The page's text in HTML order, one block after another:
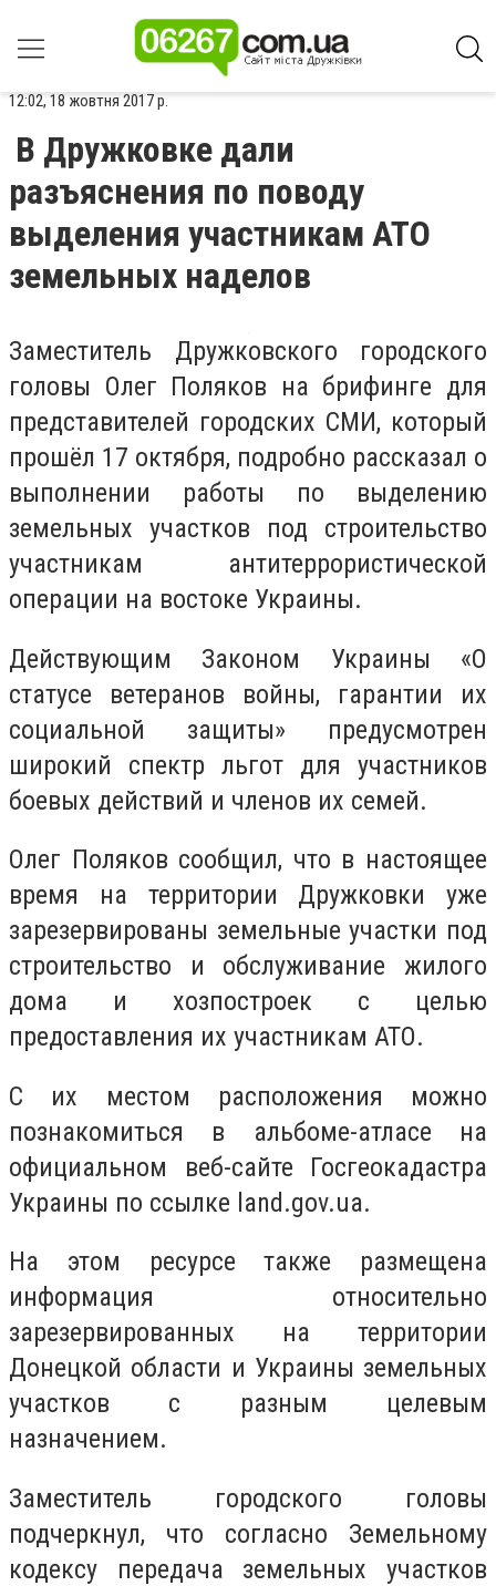
12:02, 18 жовтня 2017 р.
В Дружковке дали
разъяснения по поводу
выделения участникам АТО
земельных наделов
Заместитель Дружковского городского
головы Олег Поляков на брифинге для
представителей городских СМИ, который
прошёл 17 октября, подробно рассказал о
выполнении работы по выделению
земельных участков под строительство
участникам антитеррористической
операции на востоке Украины.
Действующим Законом Украины «О
статусе ветеранов войны, гарантии их
социальной защиты» предусмотрен
широкий спектр льгот для участников
боевых действий и членов их семей.
Олег Поляков сообщил, что в настоящее
время на территории Дружковки уже
зарезервированы земельные участки под
строительство и обслуживание жилого
дома и хозпостроек с целью
предоставления их участникам АТО.
С их местом расположения можно
познакомиться в альбоме-атласе на
официальном веб-сайте Госгеокадастра
Украины по ссылке land.gov.ua.
На этом ресурсе также размещена
информация относительно
зарезервированных на территории
Донецкой области и Украины земельных
участков с разным целевым
назначением.
Заместитель городского головы
подчеркнул, что согласно Земельному
кодексу передача земельных участков